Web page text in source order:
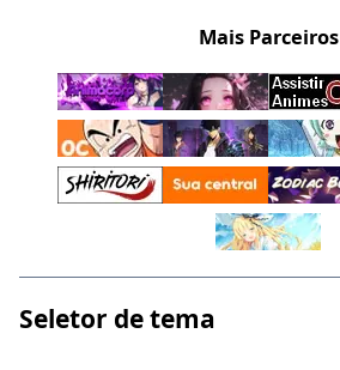
Mais Parceiros
Seletor de tema